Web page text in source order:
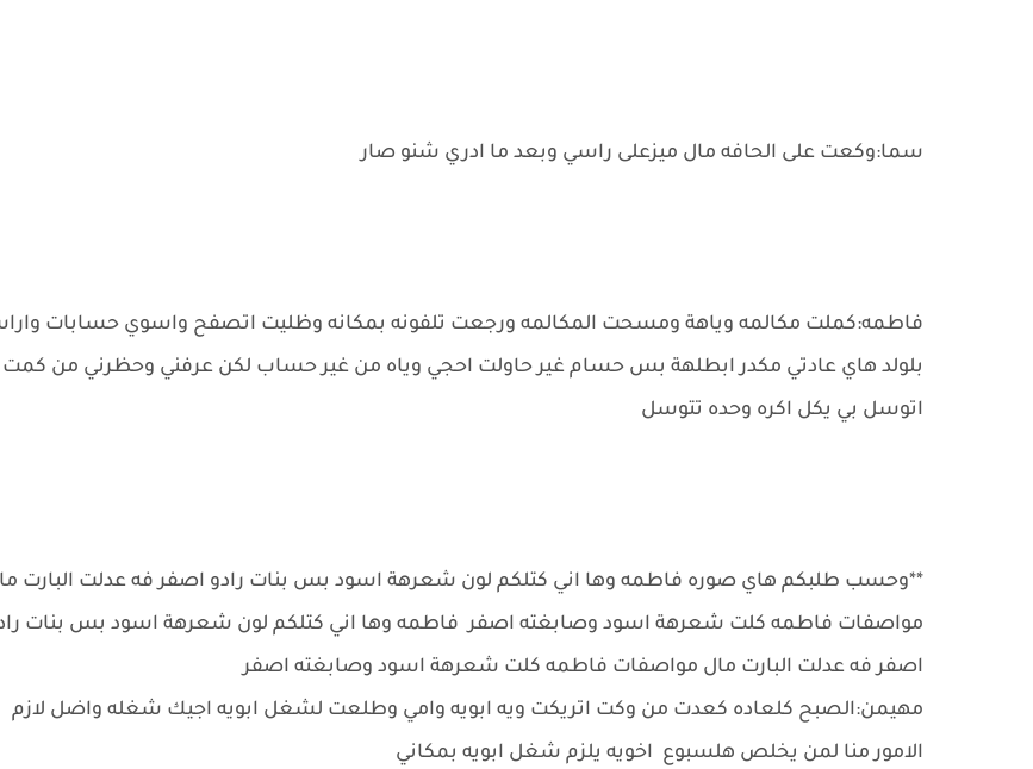
سما:وكعت على الحافه مال ميزعلى راسي وبعد ما ادري شنو صار
فاطمه:كملت مكالمه وياهة ومسحت المكالمه ورجعت تلفونه بمكانه وظليت اتصفح واسوي حسابات
بلولد هاي عادتي مكدر ابطلهة بس حسام غير حاولت احجي وياه من غير حساب لكن عرفني وحظرني من كمت
اتوسل بي يكل اكره وحده تتوسل
**وحسب طلبكم هاي صوره فاطمه وها اني كتلكم لون شعرهة اسود بس بنات رادو اصفر فه عدلت البارت
مواصفات فاطمه كلت شعرهة اسود وصابغته اصفر فاطمه وها اني كتلكم لون شعرهة اسود بس بنات
اصفر فه عدلت البارت مال مواصفات فاطمه كلت شعرهة اسود وصابغته اصفر
مهيمن:الصبح كلعاده كعدت من وكت اتريكت ويه ابويه وامي وطلعت لشغل ابويه اجيك شغله واضل لازم
الامور منا لمن يخلص هلسبوع اخويه يلزم شغل ابويه بمكاني